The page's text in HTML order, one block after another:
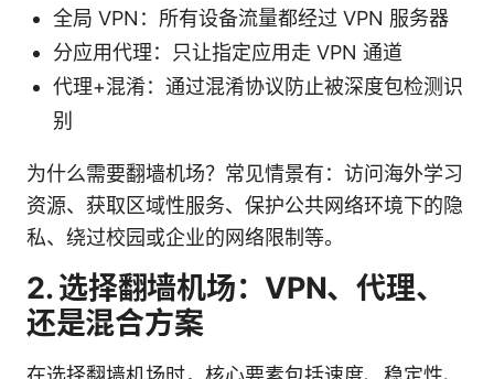
全局 VPN：所有设备流量都经过 VPN 服务器
分应用代理：只让指定应用走 VPN 通道
代理+混淆：通过混淆协议防止被深度包检测识
别
为什么需要翻墙机场？常见情景有：访问海外学习
资源、获取区域性服务、保护公共网络环境下的隐
私、绕过校园或企业的网络限制等。
2. 选择翻墙机场：VPN、代理、
还是混合方案